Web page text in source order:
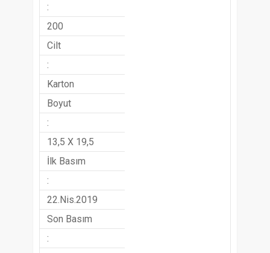
:
200
Cilt
:
Karton
Boyut
:
13,5 X 19,5
İlk Basım
:
22.Nis.2019
Son Basım
: